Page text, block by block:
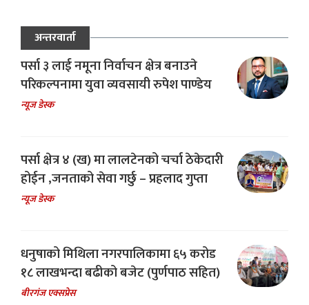
अन्तरवार्ता
पर्सा ३ लाई नमूना निर्वाचन क्षेत्र बनाउने
परिकल्पनामा युवा व्यवसायी रुपेश पाण्डेय
न्यूज डेस्क
पर्सा क्षेत्र ४ (ख) मा लालटेनको चर्चा ठेकेदारी
होईन ,जनताको सेवा गर्छु – प्रहलाद गुप्ता
न्यूज डेस्क
धनुषाको मिथिला नगरपालिकामा ६५ करोड
१८ लाखभन्दा बढीको बजेट (पुर्णपाठ सहित)
बीरगंज एक्सप्रेस